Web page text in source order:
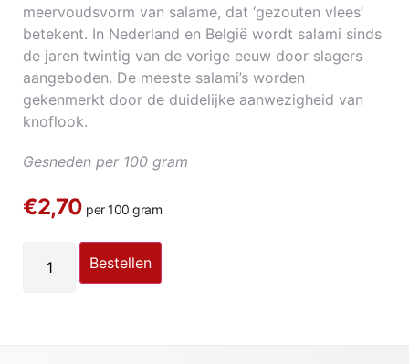
meervoudsvorm van salame, dat ‘gezouten vlees’
betekent. In Nederland en België wordt salami sinds
de jaren twintig van de vorige eeuw door slagers
aangeboden. De meeste salami’s worden
gekenmerkt door de duidelijke aanwezigheid van
knoflook.
Gesneden per 100 gram
€2,70 per 100 gram
Bestellen